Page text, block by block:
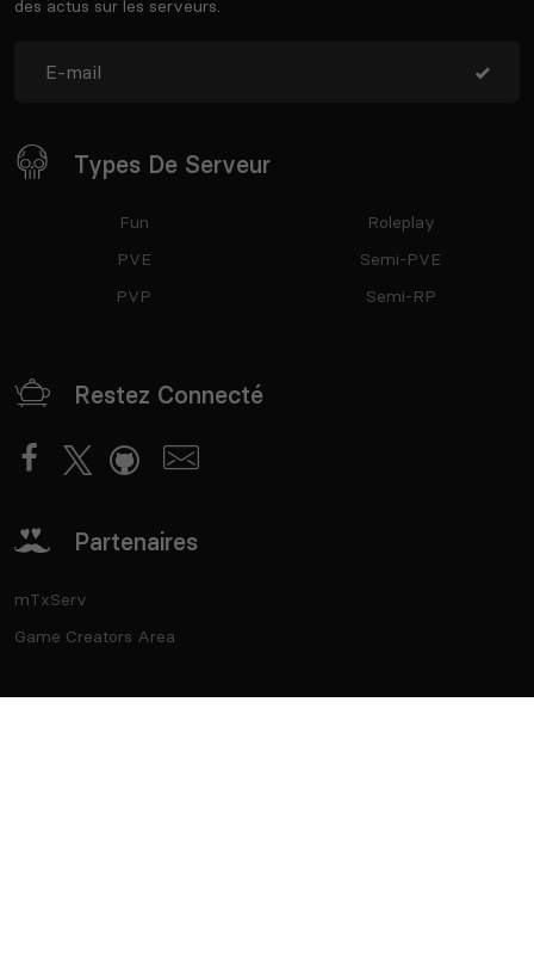
des actus sur les serveurs.
Types De Serveur
Fun
PVE
PVP
Roleplay
Semi-PVE
Semi-RP
Restez Connecté
Partenaires
mTxServ
Game Creators Area